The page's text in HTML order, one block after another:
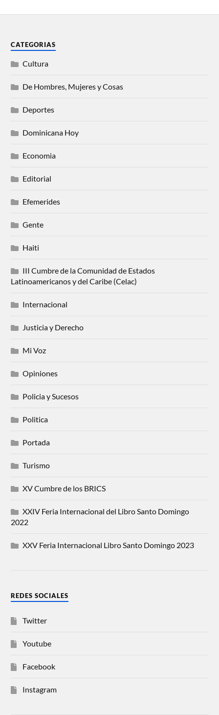
CATEGORIAS
Cultura
De Hombres, Mujeres y Cosas
Deportes
Dominicana Hoy
Economia
Editorial
Efemerides
Gente
Haiti
III Cumbre de la Comunidad de Estados
Latinoamericanos y del Caribe (Celac)
Internacional
Justicia y Derecho
Mi Voz
Opiniones
Policia y Sucesos
Politica
Portada
Turismo
XV Cumbre de los BRICS
XXIV Feria Internacional del Libro Santo Domingo
2022
XXV Feria Internacional Libro Santo Domingo 2023
REDES SOCIALES
Twitter
Youtube
Facebook
Instagram